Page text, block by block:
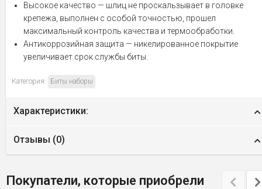
Высокое качество — шлиц не проскальзывает в головке
крепежа, выполнен с особой точностью, прошел
максимальный контроль качества и термообработки.
Антикоррозийная защита — никелированное покрытие
увеличивает срок службы биты.
Категория: Биты наборы
Характеристики:
Отзывы (0)
Покупатели, которые приобрели